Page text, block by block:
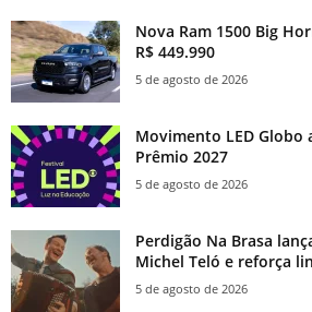
Nova Ram 1500 Big
R$ 449.990
5 de agosto de 2026
Movimento LED Globo
Prêmio 2027
5 de agosto de 2026
Perdigão Na Brasa
Michel Teló e reforça
5 de agosto de 2026